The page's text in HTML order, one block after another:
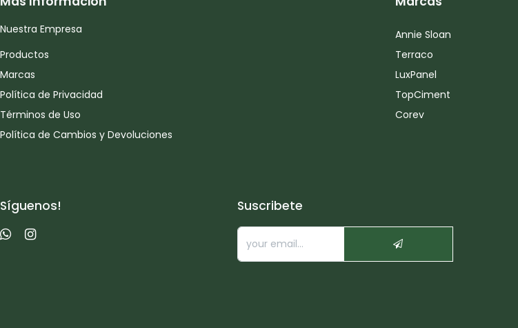
Nuestra Empresa
Productos
Marcas
Política de Privacidad
Términos de Uso
Política de Cambios y Devoluciones
Annie Sloan
Terraco
LuxPanel
TopCiment
Corev
Síguenos! Suscribete